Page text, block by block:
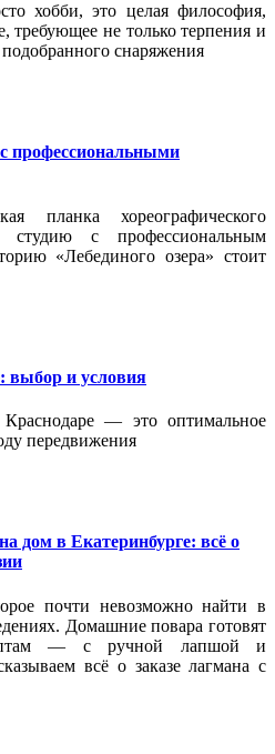
хобби, это целая философия,
требующее не только терпения и
снаряжения
профессиональными
планка хореографического
студию с профессиональным
«Лебединого озера» стоит
выбор и условия
— это оптимальное
передвижения
дом в Екатеринбурге: всё о
почти невозможно найти в
Домашние повара готовят
— с ручной лапшой и
всё о заказе лагмана с